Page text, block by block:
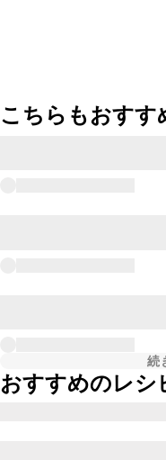
こちらもおすす
続
おすすめのレシ